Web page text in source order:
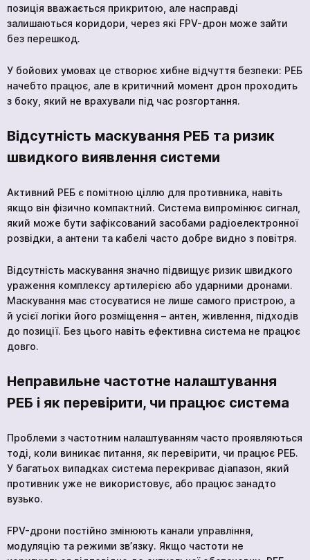
позиція вважається прикритою, але насправді
залишаються коридори, через які FPV-дрон може зайти
без перешкод.
У бойових умовах це створює хибне відчуття безпеки: РЕБ
начебто працює, але в критичний момент дрон проходить
з боку, який не врахували під час розгортання.
Відсутність маскування РЕБ та ризик
швидкого виявлення системи
Активний РЕБ є помітною ціллю для противника, навіть
якщо він фізично компактний. Система випромінює сигнал,
який може бути зафіксований засобами радіоелектронної
розвідки, а антени та кабелі часто добре видно з повітря.
Відсутність маскування значно підвищує ризик швидкого
ураження комплексу артилерією або ударними дронами.
Маскування має стосуватися не лише самого пристрою, а
й усієї логіки його розміщення – антен, живлення, підходів
до позиції. Без цього навіть ефективна система не працює
довго.
Неправильне частотне налаштування
РЕБ і як перевірити, чи працює система
Проблеми з частотним налаштуванням часто проявляються
тоді, коли виникає питання, як перевірити, чи працює РЕБ.
У багатьох випадках система перекриває діапазон, який
противник уже не використовує, або працює занадто
вузько.
FPV-дрони постійно змінюють канали управління,
модуляцію та режими зв’язку. Якщо частоти не